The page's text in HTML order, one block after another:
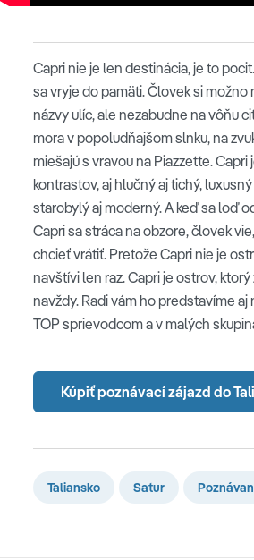
Capri nie je len destinácia, je to
sa vryje do pamäti. Človek si
názvy ulíc, ale nezabudne na vôňu
mora v popoludňajšom slnku, na
miešajú s vravou na Piazzette. Capri
kontrastov, aj hlučný aj tichý,
starobylý aj moderný. A keď sa loď
Capri sa stráca na obzore, človek
chcieť vrátiť. Pretože Capri nie je
navštívi len raz. Capri je ostrov,
navždy. Radi vám ho predstavíme aj
TOP sprievodcom a v malých
Kúpiť poznávací zájazd do
Taliansko Satur